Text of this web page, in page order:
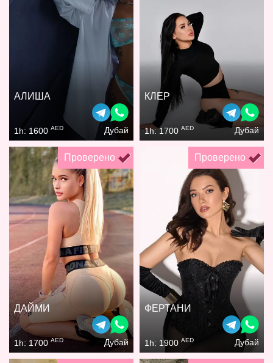
АЛИША
1h: 1600 AED Дубай
КЛЕР
1h: 1700 AED Дубай
Проверено
ДАЙМИ
1h: 1700 AED Дубай
Проверено
ФЕРТАНИ
1h: 1900 AED Дубай